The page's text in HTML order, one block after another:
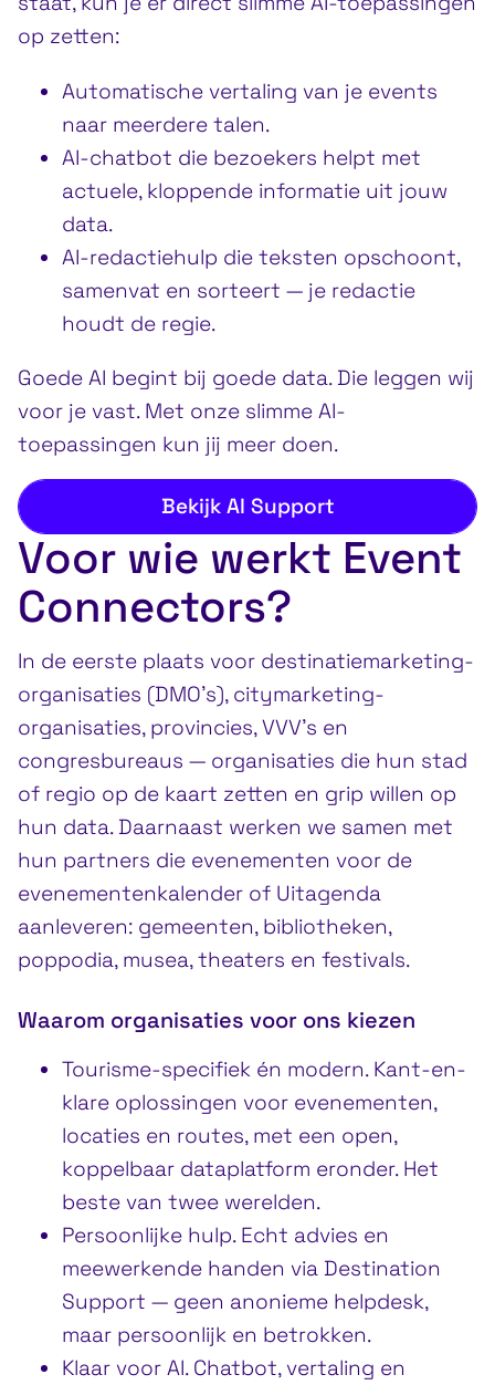
op zetten:
Automatische vertaling van je events
naar meerdere talen.
AI-chatbot die bezoekers helpt met
actuele, kloppende informatie uit jouw
data.
AI-redactiehulp die teksten opschoont,
samenvat en sorteert — je redactie
houdt de regie.
Goede AI begint bij goede data. Die leggen wij
voor je vast. Met onze slimme AI-
toepassingen kun jij meer doen.
Bekijk AI Support
Voor wie werkt Event
Connectors?
In de eerste plaats voor destinatiemarketing-
organisaties (DMO’s), citymarketing-
organisaties, provincies, VVV’s en
congresbureaus — organisaties die hun stad
of regio op de kaart zetten en grip willen op
hun data. Daarnaast werken we samen met
hun partners die evenementen voor de
evenementenkalender of Uitagenda
aanleveren: gemeenten, bibliotheken,
poppodia, musea, theaters en festivals.
Waarom organisaties voor ons kiezen
Tourisme-specifiek én modern. Kant-en-
klare oplossingen voor evenementen,
locaties en routes, met een open,
koppelbaar dataplatform eronder. Het
beste van twee werelden.
Persoonlijke hulp. Echt advies en
meewerkende handen via Destination
Support — geen anonieme helpdesk,
maar persoonlijk en betrokken.
Klaar voor AI. Chatbot, vertaling en